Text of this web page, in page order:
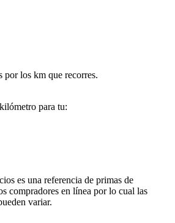
por los km que recorres.
para tu:
es una referencia de primas de
compradores en línea por lo cual las
variar.